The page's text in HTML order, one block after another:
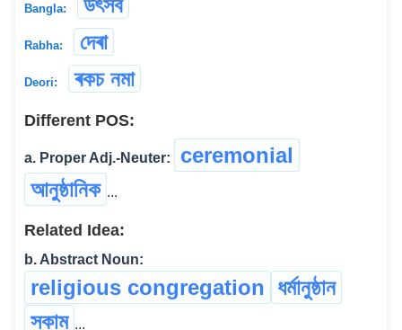
Bangla: উৎসব
Rabha: দেৰা
Deori: ৰকচ নমা
Different POS:
a. Proper Adj.-Neuter:
ceremonial
আনুষ্ঠানিক ...
Related Idea:
b. Abstract Noun:
religious congregation ধৰ্মানুষ্ঠান
সকাম ...